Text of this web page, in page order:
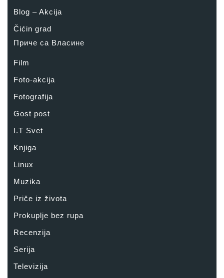
Blog – Akcija
Čićin grad
Приче са Власине
Film
Foto-akcija
Fotografija
Gost post
I.T Svet
Knjiga
Linux
Muzika
Priče iz života
Prokuplje bez rupa
Recenzija
Serija
Televizija